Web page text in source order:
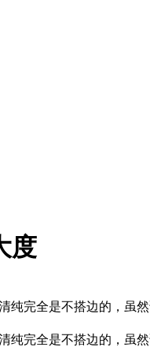
度
完全是不搭边的，虽
完全是不搭边的，虽